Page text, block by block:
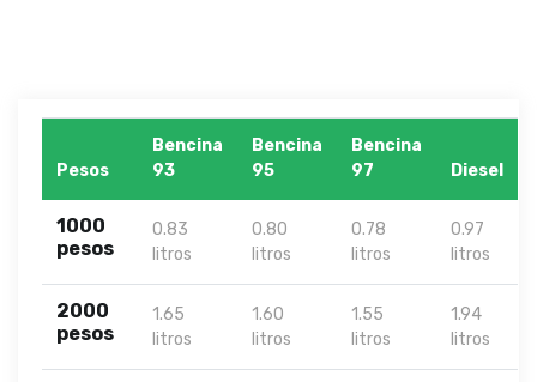
Pesos
Bencina
93
Bencina
95
Bencina
97
Diesel
1000
pesos
0.83
litros
0.80
litros
0.78
litros
0.97
litros
2000
pesos
1.65
litros
1.60
litros
1.55
litros
1.94
litros